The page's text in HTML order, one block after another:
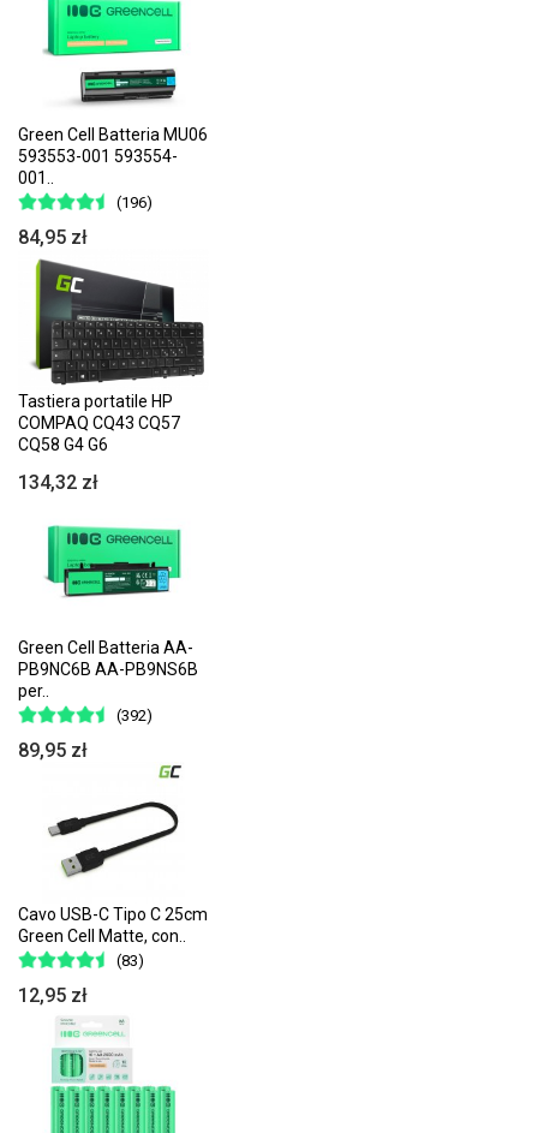
Green Cell Batteria MU06
593553-001 593554-
001..
(196)
84,95 zł
Tastiera portatile HP
COMPAQ CQ43 CQ57
CQ58 G4 G6
134,32 zł
Green Cell Batteria AA-
PB9NC6B AA-PB9NS6B
per..
(392)
89,95 zł
Cavo USB-C Tipo C 25cm
Green Cell Matte, con..
(83)
12,95 zł